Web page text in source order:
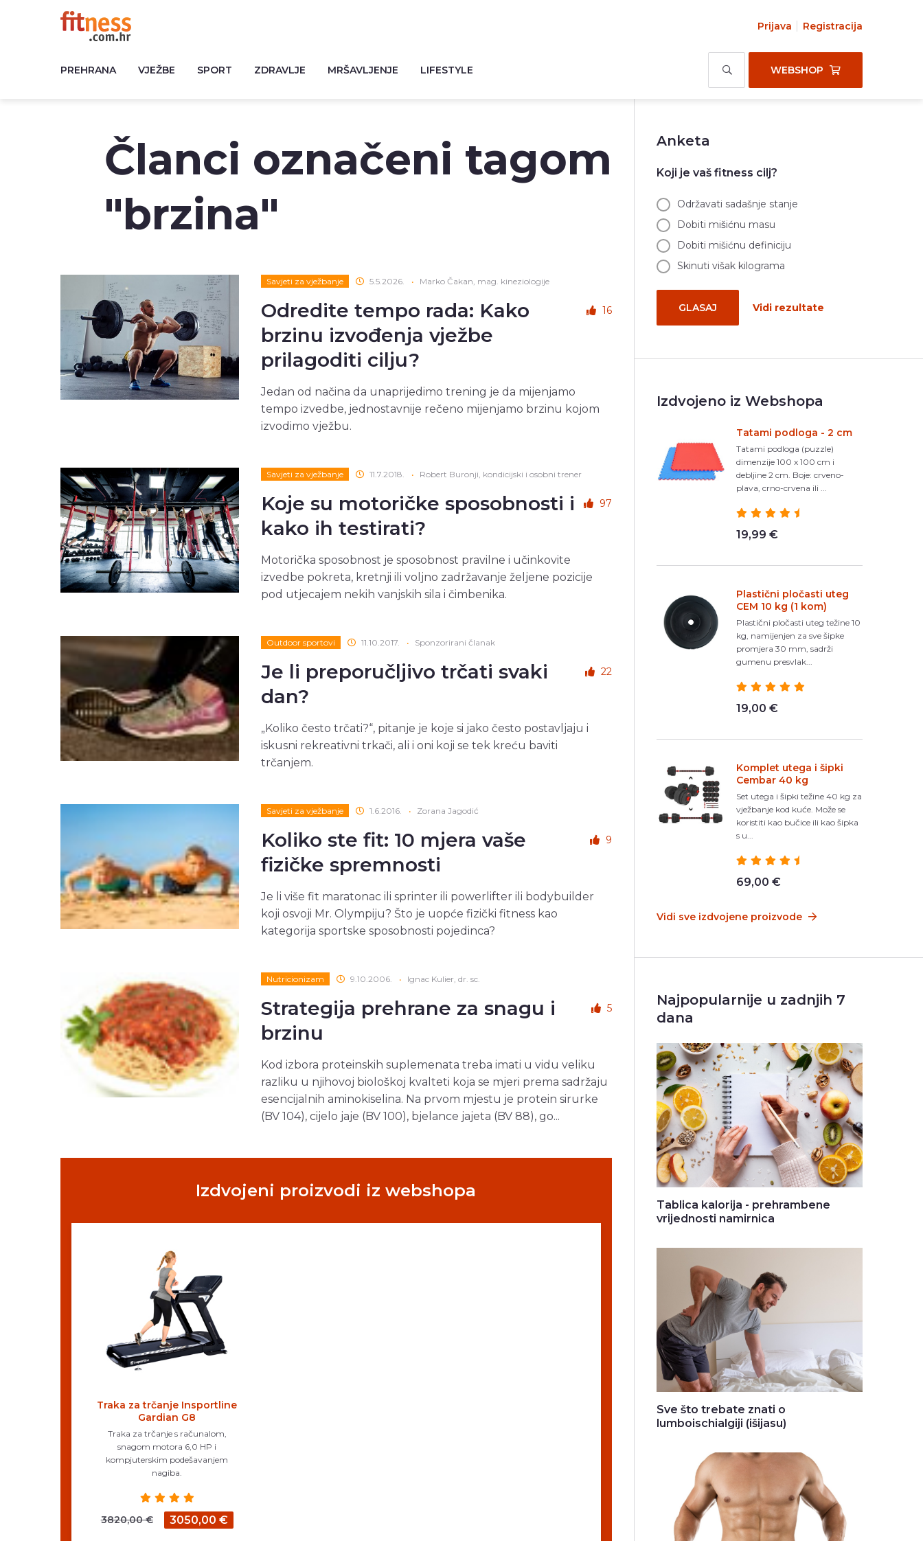
Prijava Registracija
PREHRANA VJEŽBE SPORT ZDRAVLJE MRŠAVLJENJE LIFESTYLE WEBSHOP
Članci označeni tagom
"brzina"
Savjeti za vježbanje 5.5.2026. • Marko Čakan, mag. kineziologije
Odredite tempo rada: Kako
brzinu izvođenja vježbe
prilagoditi cilju?
16
Jedan od načina da unaprijedimo trening je da mijenjamo
tempo izvedbe, jednostavnije rečeno mijenjamo brzinu kojom
izvodimo vježbu.
Savjeti za vježbanje 11.7.2018. • Robert Buronji, kondicijski i osobni trener
Koje su motoričke sposobnosti i
kako ih testirati?
97
Motorička sposobnost je sposobnost pravilne i učinkovite
izvedbe pokreta, kretnji ili voljno zadržavanje željene pozicije
pod utjecajem nekih vanjskih sila i čimbenika.
Outdoor sportovi 11.10.2017. • Sponzorirani članak
Je li preporučljivo trčati svaki
dan?
22
„Koliko često trčati?“, pitanje je koje si jako često postavljaju i
iskusni rekreativni trkači, ali i oni koji se tek kreću baviti
trčanjem.
Savjeti za vježbanje 1.6.2016. • Zorana Jagodić
Koliko ste fit: 10 mjera vaše
fizičke spremnosti
9
Je li više fit maratonac ili sprinter ili powerlifter ili bodybuilder
koji osvoji Mr. Olympiju? Što je uopće fizički fitness kao
kategorija sportske sposobnosti pojedinca?
Nutricionizam 9.10.2006. • Ignac Kulier, dr. sc.
Strategija prehrane za snagu i
brzinu
5
Kod izbora proteinskih suplemenata treba imati u vidu veliku
razliku u njihovoj biološkoj kvalteti koja se mjeri prema sadržaju
esencijalnih aminokiselina. Na prvom mjestu je protein sirurke
(BV 104), cijelo jaje (BV 100), bjelance jajeta (BV 88), go...
Izdvojeni proizvodi iz webshopa
Traka za trčanje Insportline
Gardian G8
Traka za trčanje s računalom,
snagom motora 6,0 HP i
kompjuterskim podešavanjem
nagiba.
3820,00 € 3050,00 €
Anketa
Koji je vaš fitness cilj?
Održavati sadašnje stanje
Dobiti mišićnu masu
Dobiti mišićnu definiciju
Skinuti višak kilograma
GLASAJ Vidi rezultate
Izdvojeno iz Webshopa
Tatami podloga - 2 cm
Tatami podloga (puzzle)
dimenzije 100 x 100 cm i
debljine 2 cm. Boje: crveno-
plava, crno-crvena ili ...
19,99 €
Plastični pločasti uteg
CEM 10 kg (1 kom)
Plastični pločasti uteg težine 10
kg, namijenjen za sve šipke
promjera 30 mm, sadrži
gumenu presvlak...
19,00 €
Komplet utega i šipki
Cembar 40 kg
Set utega i šipki težine 40 kg za
vježbanje kod kuće. Može se
koristiti kao bučice ili kao šipka
s u...
69,00 €
Vidi sve izdvojene proizvode
Najpopularnije u zadnjih 7
dana
Tablica kalorija - prehrambene
vrijednosti namirnica
Sve što trebate znati o
lumboischialgiji (išijasu)